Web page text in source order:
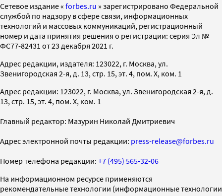
Cетевое издание « forbes.ru » зарегистрировано Федеральной
службой по надзору в сфере связи, информационных
технологий и массовых коммуникаций, регистрационный
номер и дата принятия решения о регистрации: серия Эл №
ФС77-82431 от 23 декабря 2021 г.
Адрес редакции, издателя: 123022, г. Москва, ул.
Звенигородская 2-я, д. 13, стр. 15, эт. 4, пом. X, ком. 1
Адрес редакции: 123022, г. Москва, ул. Звенигородская 2-я, д.
13, стр. 15, эт. 4, пом. X, ком. 1
Главный редактор: Мазурин Николай Дмитриевич
Адрес электронной почты редакции: press-release@forbes.ru
Номер телефона редакции: +7 (495) 565-32-06
На информационном ресурсе применяются
рекомендательные технологии (информационные технологии